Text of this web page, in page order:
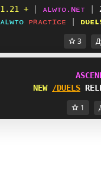
1.21 + ᴀʟᴡᴛᴏ.ɴᴇᴛ
ᴀʟᴡᴛᴏ ᴘʀᴀᴄᴛɪᴄᴇ
3
NEW /DUELS
1